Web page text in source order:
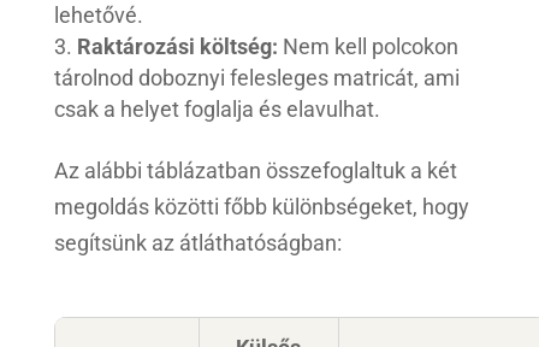
lehetővé.
Raktározási költség: Nem kell polcokon
tárolnod doboznyi felesleges matricát, ami
csak a helyet foglalja és elavulhat.
Az alábbi táblázatban összefoglaltuk a két
megoldás közötti főbb különbségeket, hogy
segítsünk az átláthatóságban: